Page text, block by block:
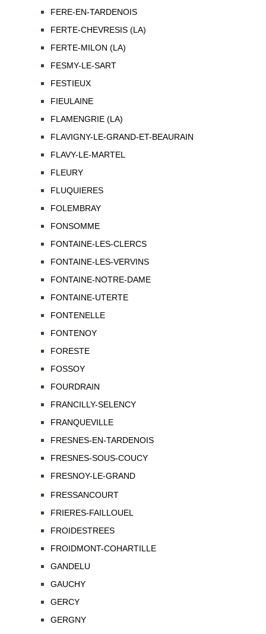
FERE-EN-TARDENOIS
FERTE-CHEVRESIS (LA)
FERTE-MILON (LA)
FESMY-LE-SART
FESTIEUX
FIEULAINE
FLAMENGRIE (LA)
FLAVIGNY-LE-GRAND-ET-BEAURAIN
FLAVY-LE-MARTEL
FLEURY
FLUQUIERES
FOLEMBRAY
FONSOMME
FONTAINE-LES-CLERCS
FONTAINE-LES-VERVINS
FONTAINE-NOTRE-DAME
FONTAINE-UTERTE
FONTENELLE
FONTENOY
FORESTE
FOSSOY
FOURDRAIN
FRANCILLY-SELENCY
FRANQUEVILLE
FRESNES-EN-TARDENOIS
FRESNES-SOUS-COUCY
FRESNOY-LE-GRAND
FRESSANCOURT
FRIERES-FAILLOUEL
FROIDESTREES
FROIDMONT-COHARTILLE
GANDELU
GAUCHY
GERCY
GERGNY